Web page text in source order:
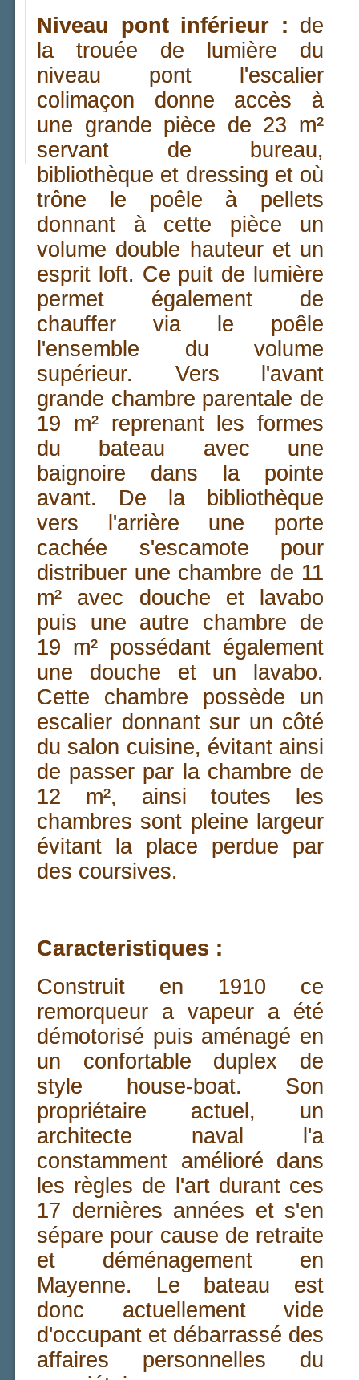
Niveau pont inférieur : de
la trouée de lumière du
niveau pont l'escalier
colimaçon donne accès à
une grande pièce de 23 m²
servant de bureau,
bibliothèque et dressing et où
trône le poêle à pellets
donnant à cette pièce un
volume double hauteur et un
esprit loft. Ce puit de lumière
permet également de
chauffer via le poêle
l'ensemble du volume
supérieur. Vers l'avant
grande chambre parentale de
19 m² reprenant les formes
du bateau avec une
baignoire dans la pointe
avant. De la bibliothèque
vers l'arrière une porte
cachée s'escamote pour
distribuer une chambre de 11
m² avec douche et lavabo
puis une autre chambre de
19 m² possédant également
une douche et un lavabo.
Cette chambre possède un
escalier donnant sur un côté
du salon cuisine, évitant ainsi
de passer par la chambre de
12 m², ainsi toutes les
chambres sont pleine largeur
évitant la place perdue par
des coursives.
Caracteristiques :
Construit en 1910 ce
remorqueur a vapeur a été
démotorisé puis aménagé en
un confortable duplex de
style house-boat. Son
propriétaire actuel, un
architecte naval l'a
constamment amélioré dans
les règles de l'art durant ces
17 dernières années et s'en
sépare pour cause de retraite
et déménagement en
Mayenne. Le bateau est
donc actuellement vide
d'occupant et débarrassé des
affaires personnelles du